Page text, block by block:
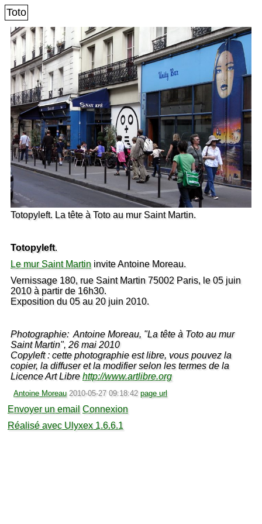
Toto
Totopyleft. La tête à Toto au mur Saint Martin.
Totopyleft.
Le mur Saint Martin invite Antoine Moreau.
Vernissage 180, rue Saint Martin 75002 Paris, le 05 juin
2010 à partir de 16h30.
Exposition du 05 au 20 juin 2010.
Photographie: Antoine Moreau, "La tête à Toto au mur
Saint Martin", 26 mai 2010
Copyleft : cette photographie est libre, vous pouvez la
copier, la diffuser et la modifier selon les termes de la
Licence Art Librehttp://www.artlibre.org
Antoine Moreau 2010-05-27 09:18:42 page url
Envoyer un email Connexion
Réalisé avec Ulyxex 1.6.6.1